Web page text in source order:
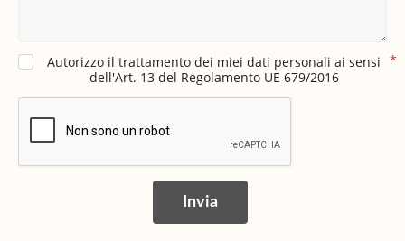
Autorizzo il trattamento dei miei dati personali ai sensi
dell'Art. 13 del Regolamento UE 679/2016
Invia